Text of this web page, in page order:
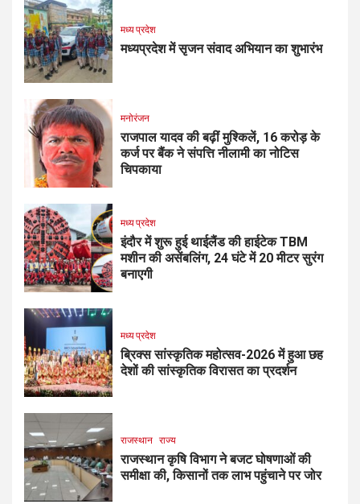
मध्य प्रदेश
मध्यप्रदेश में सृजन संवाद अभियान का शुभारंभ
मनोरंजन
राजपाल यादव की बढ़ीं मुश्किलें, ₹16 करोड़ के
कर्ज पर बैंक ने संपत्ति नीलामी का नोटिस
चिपकाया
मध्य प्रदेश
इंदौर में शुरू हुई थाईलैंड की हाईटेक TBM
मशीन की असेंबलिंग, 24 घंटे में 20 मीटर सुरंग
बनाएगी
मध्य प्रदेश
ब्रिक्स सांस्कृतिक महोत्सव-2026 में हुआ छह
देशों की सांस्कृतिक विरासत का प्रदर्शन
राजस्थान राज्य
राजस्थान कृषि विभाग ने बजट घोषणाओं की
समीक्षा की, किसानों तक लाभ पहुंचाने पर जोर